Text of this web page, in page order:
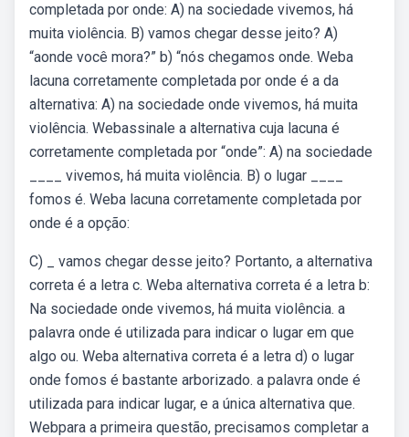
completada por onde: A) na sociedade vivemos, há
muita violência. B) vamos chegar desse jeito? A)
“aonde você mora?” b) “nós chegamos onde. Weba
lacuna corretamente completada por onde é a da
alternativa: A) na sociedade onde vivemos, há muita
violência. Webassinale a alternativa cuja lacuna é
corretamente completada por “onde”: A) na sociedade
____ vivemos, há muita violência. B) o lugar ____
fomos é. Weba lacuna corretamente completada por
onde é a opção:
C) _ vamos chegar desse jeito? Portanto, a alternativa
correta é a letra c. Weba alternativa correta é a letra b:
Na sociedade onde vivemos, há muita violência. a
palavra onde é utilizada para indicar o lugar em que
algo ou. Weba alternativa correta é a letra d) o lugar
onde fomos é bastante arborizado. a palavra onde é
utilizada para indicar lugar, e a única alternativa que.
Webpara a primeira questão, precisamos completar a